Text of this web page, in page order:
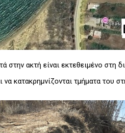
στην ακτή είναι εκτεθειμένο στη
κατακρημνίζονται τμήματα του